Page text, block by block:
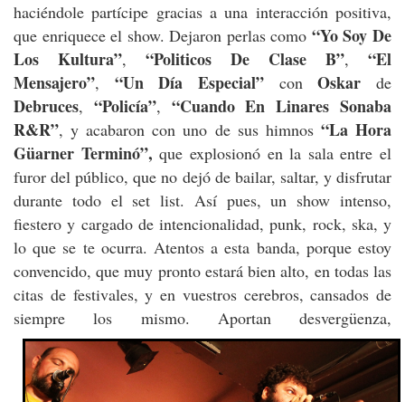
haciéndole partícipe gracias a una interacción positiva,
que enriquece el show. Dejaron perlas como “Yo Soy De
Los Kultura”, “Politicos De Clase B”, “El
Mensajero”, “Un Día Especial” conOskar de
Debruces, “Policía”, “Cuando En Linares Sonaba
R&R”, y acabaron con uno de sus himnos “La Hora
Güarner Terminó”, que explosionó en la sala entre el
furor del público, que no dejó de bailar, saltar, y disfrutar
durante todo el set list. Así pues, un show intenso,
fiestero y cargado de intencionalidad, punk, rock, ska, y
lo que se te ocurra. Atentos a esta banda, porque estoy
convencido, que muy pronto estará bien alto, en todas las
citas de festivales, y en vuestros cerebros, cansados de
siempre los mismo. Aportan desvergüenza,